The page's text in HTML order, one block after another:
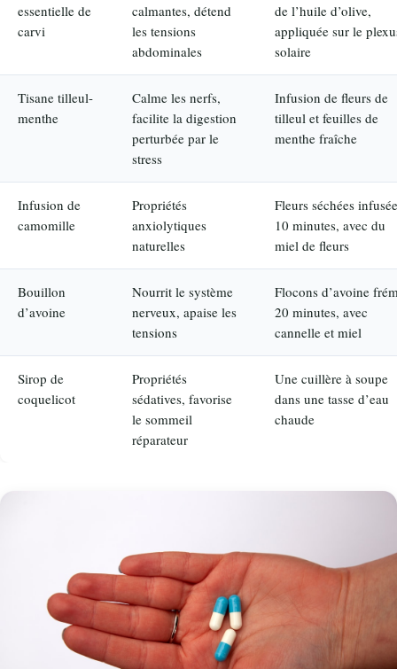
essentielle de
carvi
calmantes, détend
les tensions
abdominales
de l’huile d’olive,
appliquée sur le
solaire
Tisane tilleul-
menthe
Calme les nerfs,
facilite la digestion
perturbée par le
stress
Infusion de fleurs de
tilleul et feuilles de
menthe fraîche
Infusion de
camomille
Propriétés
anxiolytiques
naturelles
Fleurs séchées
10 minutes, avec du
miel de fleurs
Bouillon
d’avoine
Nourrit le système
nerveux, apaise les
tensions
Flocons d’avoine
20 minutes, avec
cannelle et miel
Sirop de
coquelicot
Propriétés
sédatives, favorise
le sommeil
réparateur
Une cuillère à soupe
dans une tasse d’eau
chaude